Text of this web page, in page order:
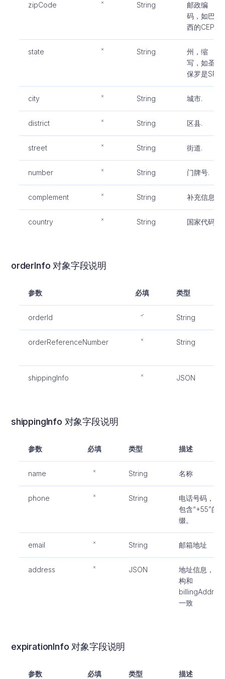
zipCode String
邮政编
码，如巴
西的CEP
state String
州，缩
写，如圣
保罗是SP
city String 城市.
district String 区县.
street String 街道.
number String 门牌号.
complement String 补充信息.
country String 国家代码.
orderInfo 对象字段说明
参数 必填 类型
orderId String
orderReferenceNumber String
shippingInfo JSON
shippingInfo 对象字段说明
参数 必填 类型 描述
name String 名称
phone String
电话号码，需
包含“+55”的前
缀。
email String 邮箱地址
address JSON
地址信息，结
构和
billingAddress
一致
expirationInfo 对象字段说明
参数 必填 类型 描述